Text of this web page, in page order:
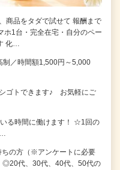
商品をタダで試せて 報酬まで
ホ1台・完全在宅・自分のペー
化…
制／時間額1,500円～5,000
ゴトできます♪ お気軽にご
る時間に働けます！ ☆1回の
…
の方（※アンケートに必要
代、30代、40代、50代の